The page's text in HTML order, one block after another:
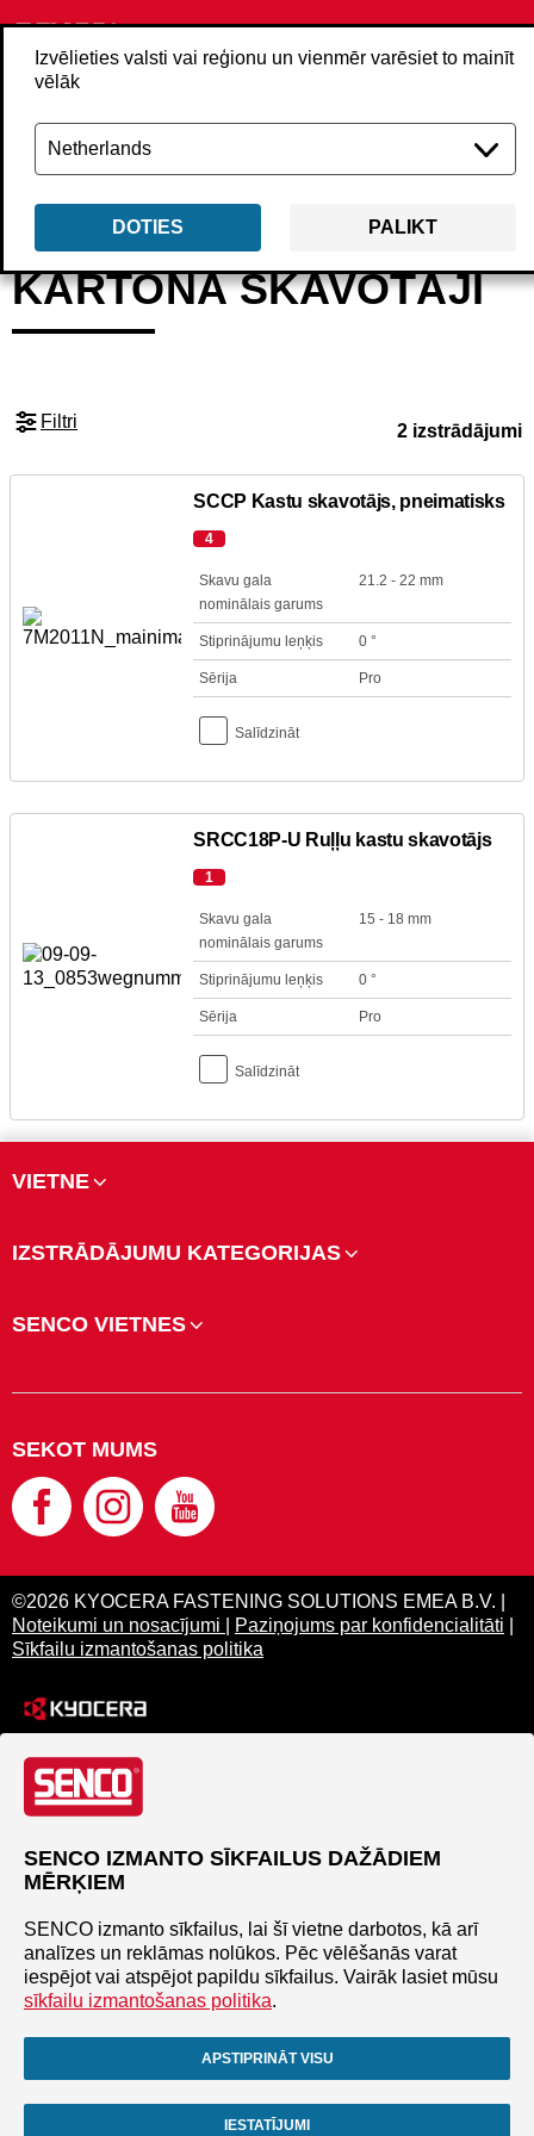
Izvēlieties valsti vai reģionu un vienmēr varēsiet to mainīt
vēlāk
DOTIES PALIKT
Atpakaļ Izstrādājumi Instrumenti
KARTONA SKAVOTĀJI
Filtri 2 izstrādājumi
SCCP Kastu skavotājs, pneimatisks
4
Skavu gala
nominālais garums
21.2 - 22 mm
Stiprinājumu leņķis 0 °
Sērija Pro
Salīdzināt
SRCC18P-U Ruļļu kastu skavotājs
1
Skavu gala
nominālais garums
15 - 18 mm
Stiprinājumu leņķis 0 °
Sērija Pro
Salīdzināt
VIETNE
IZSTRĀDĀJUMU KATEGORIJAS
SENCO VIETNES
SEKOT MUMS
©2026 KYOCERA FASTENING SOLUTIONS EMEA B.V. |
Noteikumi un nosacījumi
Paziņojums par konfidencialitāti
Sīkfailu izmantošanas politika
SENCO IZMANTO SĪKFAILUS DAŽĀDIEM
MĒRĶIEM
SENCO izmanto sīkfailus, lai šī vietne darbotos, kā arī
analīzes un reklāmas nolūkos. Pēc vēlēšanās varat
iespējot vai atspējot papildu sīkfailus. Vairāk lasiet mūsu
sīkfailu izmantošanas politika.
APSTIPRINĀT VISU
IESTATĪJUMI